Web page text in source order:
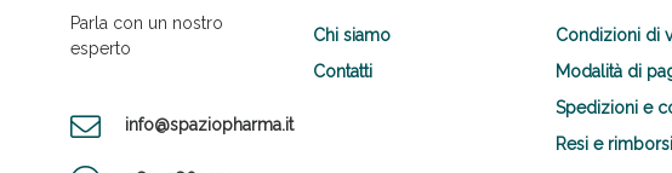
Parla con un nostro
esperto
info@spaziopharma.it
Chi siamo
Contatti
Condizioni di
Modalità di
Spedizioni e
Resi e rimborsi